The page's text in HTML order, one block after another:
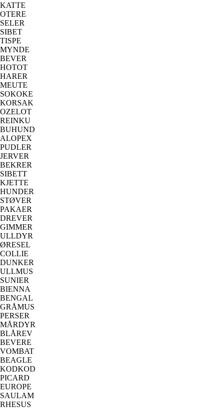
KATTE
OTERE
SELER
SIBET
TISPE
MYNDE
BEVER
HOTOT
HARER
MEUTE
SOKOKE
KORSAK
OZELOT
REINKU
BUHUND
ALOPEX
PUDLER
JERVER
BEKRER
SIBETT
KJETTE
HUNDER
STØVER
PAKAER
DREVER
GIMMER
ULLDYR
ØRESEL
COLLIE
DUNKER
ULLMUS
SUNIER
BIENNA
BENGAL
GRÅMUS
PERSER
MÅRDYR
BLÅREV
BEVERE
VOMBAT
BEAGLE
KODKOD
PICARD
EUROPE
SAULAM
RHESUS